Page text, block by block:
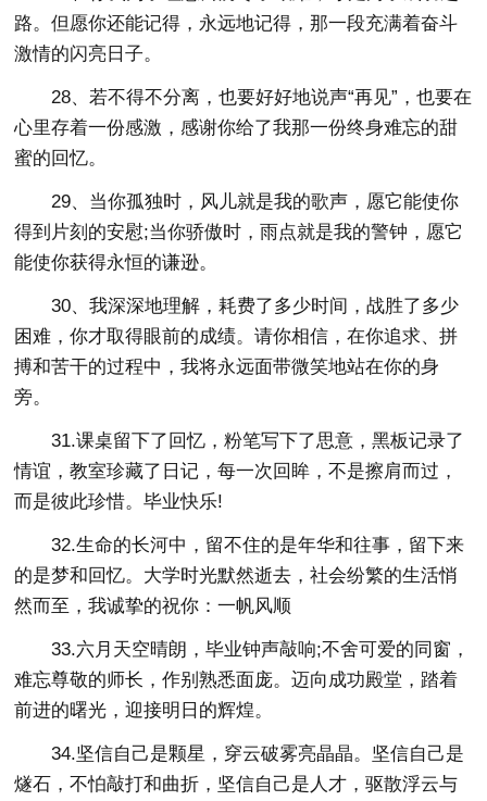
路。但愿你还能记得，永远地记得，那一段充满着奋斗
激情的闪亮日子。
28、若不得不分离，也要好好地说声“再见”，也要在
心里存着一份感激，感谢你给了我那一份终身难忘的甜
蜜的回忆。
29、当你孤独时，风儿就是我的歌声，愿它能使你
得到片刻的安慰;当你骄傲时，雨点就是我的警钟，愿它
能使你获得永恒的谦逊。
30、我深深地理解，耗费了多少时间，战胜了多少
困难，你才取得眼前的成绩。请你相信，在你追求、拼
搏和苦干的过程中，我将永远面带微笑地站在你的身
旁。
31.课桌留下了回忆，粉笔写下了思意，黑板记录了
情谊，教室珍藏了日记，每一次回眸，不是擦肩而过，
而是彼此珍惜。毕业快乐!
32.生命的长河中，留不住的是年华和往事，留下来
的是梦和回忆。大学时光默然逝去，社会纷繁的生活悄
然而至，我诚挚的祝你：一帆风顺
33.六月天空晴朗，毕业钟声敲响;不舍可爱的同窗，
难忘尊敬的师长，作别熟悉面庞。迈向成功殿堂，踏着
前进的曙光，迎接明日的辉煌。
34.坚信自己是颗星，穿云破雾亮晶晶。坚信自己是
燧石，不怕敲打和曲折，坚信自己是人才，驱散浮云与